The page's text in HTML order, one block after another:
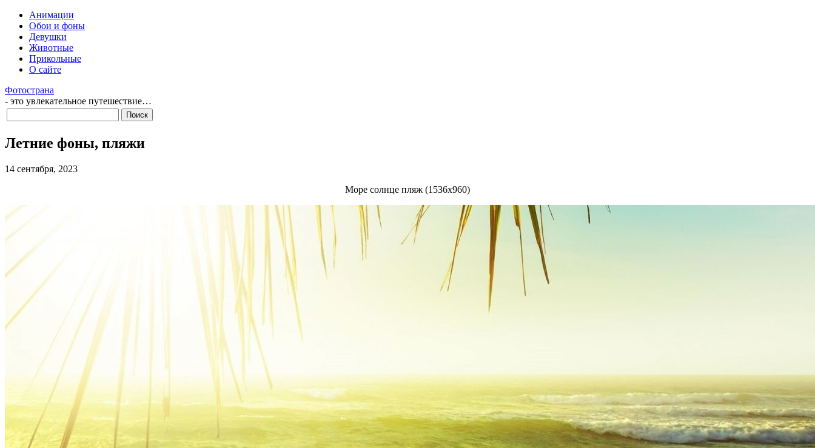
Анимации
Обои и фоны
Девушки
Животные
Прикольные
О сайте
Фотострана
- это увлекательное путешествие…
Летние фоны, пляжи
14 сентября, 2023
Море солнце пляж (1536x960)